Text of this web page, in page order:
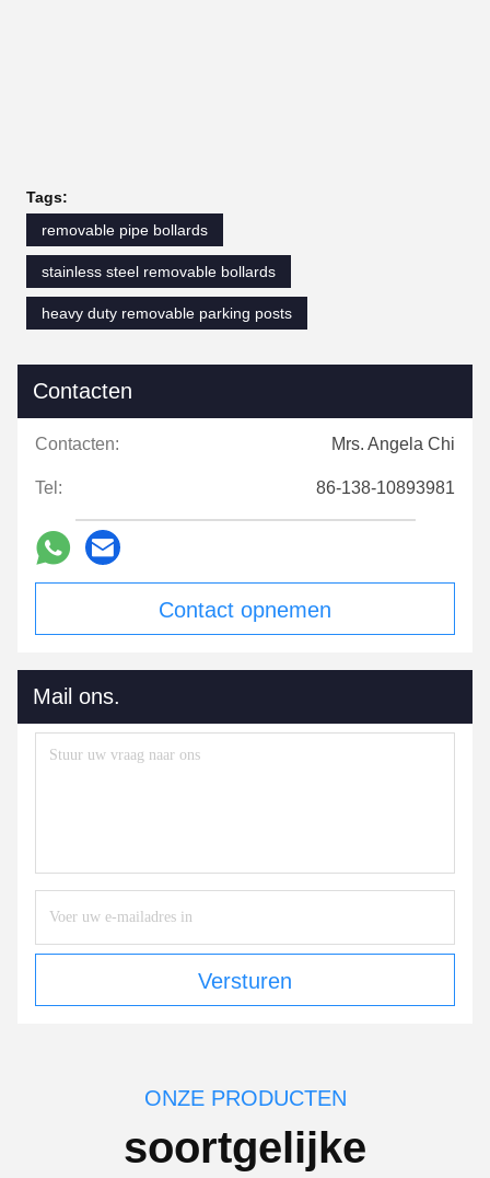
Tags:
removable pipe bollards
stainless steel removable bollards
heavy duty removable parking posts
Contacten
Contacten: Mrs. Angela Chi
Tel: 86-138-10893981
Contact opnemen
Mail ons.
Versturen
ONZE PRODUCTEN
soortgelijke